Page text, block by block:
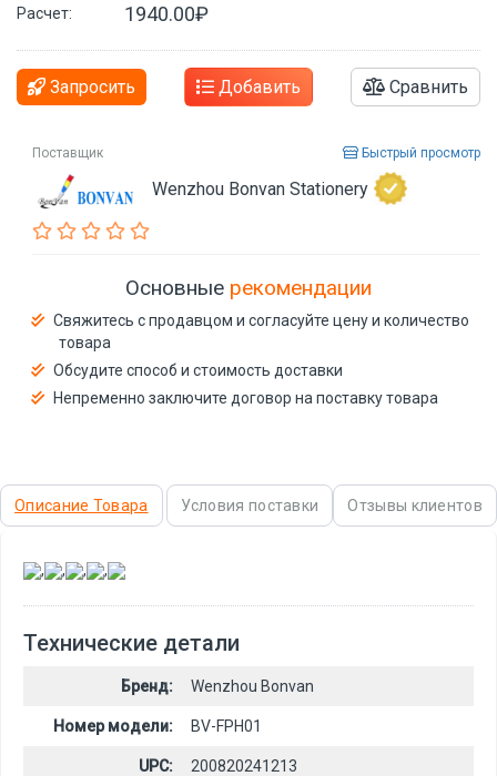
Расчет: 1940.00₽
Запросить Добавить Сравнить
Поставщик Быстрый просмотр
Wenzhou Bonvan Stationery
Основные рекомендации
Свяжитесь с продавцом и согласуйте цену и количество
товара
Обсудите способ и стоимость доставки
Непременно заключите договор на поставку товара
Описание Товара Условия поставки Отзывы клиентов
, , , ,
Технические детали
Бренд: Wenzhou Bonvan
Номер модели: BV-FPH01
UPC: 200820241213